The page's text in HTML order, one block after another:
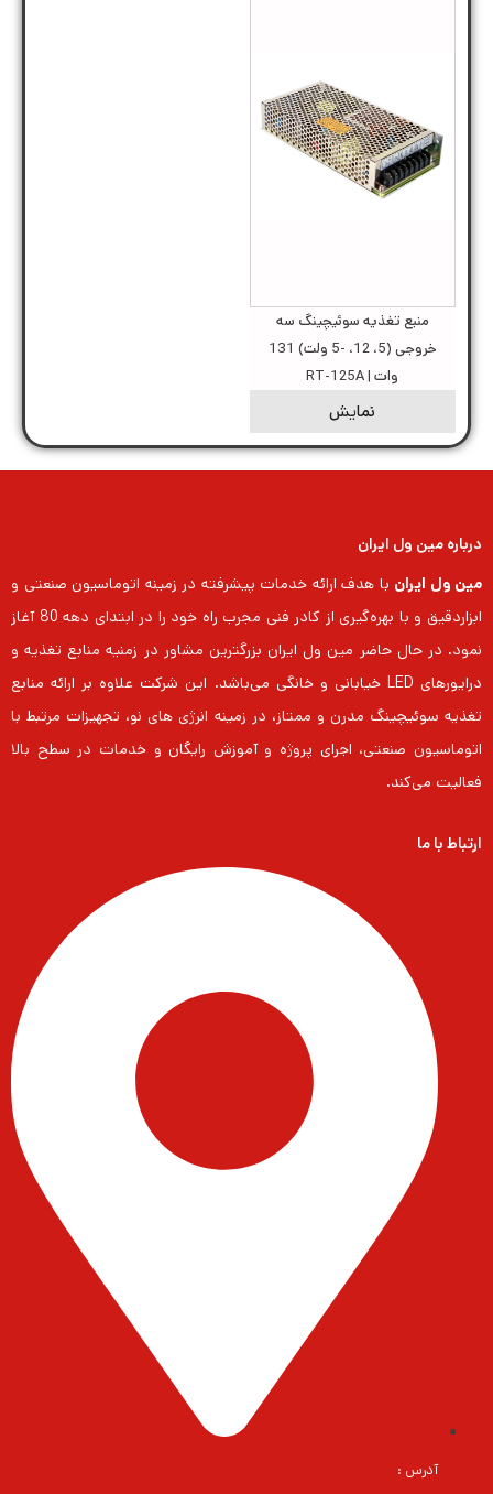
منبع تغذیه سوئیچینگ سه
خروجی (5، 12، -5 ولت) 131
وات | RT-125A
نمایش
درباره مین ول ایران
مین ول ایران با هدف ارائه خدمات پیشرفته در زمینه اتوماسیون صنعتی و
ابزاردقیق و با بهره‌گیری از کادر فنی مجرب راه خود را در ابتدای دهه 80 آغاز
نمود. در حال حاضر مین ول ایران بزرگترین مشاور در زمنیه منابع تغذیه و
درایورهای LED خیابانی و خانگی می‌باشد. این شرکت علاوه بر ارائه منابع
تغذیه سوئیچینگ مدرن و ممتاز، در زمینه انرژی های نو، تجهیزات مرتبط با
اتوماسیون صنعتی، اجرای پروژه و آموزش رایگان و خدمات در سطح بالا
فعالیت می‌کند.
ارتباط با ما
آدرس :